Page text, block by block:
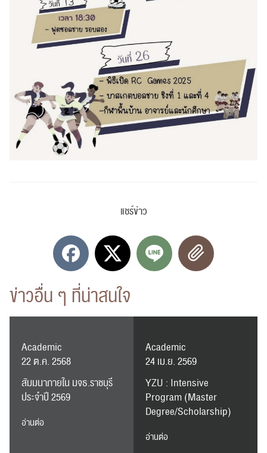
ค้นหา
สำหรับ:
แชร์ข่าว
ข่าวอื่น ๆ ที่น่าสนใจ
Academic
22 ต.ค. 2568
สัมมนาภายใน มจธ.ราชบุรี
ประจำปี 2569
อ่านต่อ
Academic
24 เม.ย. 2569
YZU : Intensive
Program (Master
Degree/Scholarship)
อ่านต่อ
RC Activity